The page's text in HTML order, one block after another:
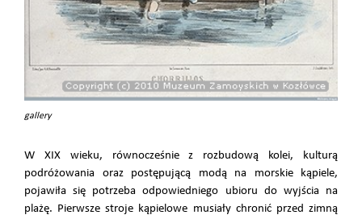
gallery
W XIX wieku, równocześnie z rozbudową kolei, kulturą
podróżowania oraz postępującą modą na morskie kąpiele,
pojawiła się potrzeba odpowiedniego ubioru do wyjścia na
plażę. Pierwsze stroje kąpielowe musiały chronić przed zimną